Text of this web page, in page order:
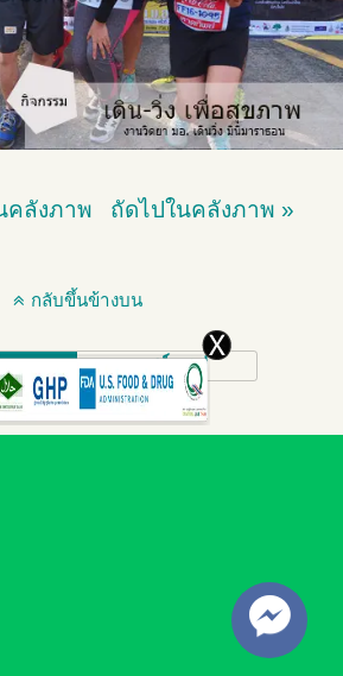
คลังภาพ ถัดไปในคลังภาพ »
กลับขึ้นข้างบน
เดสก์ทอป